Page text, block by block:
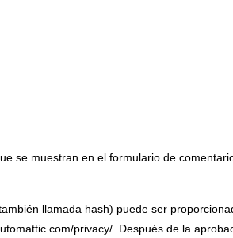
se muestran en el formulario de
llamada hash) puede ser
privacy/. Después de la